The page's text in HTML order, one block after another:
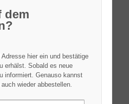
dem
hier ein und bestätige
erhälst. Sobald es neue
informiert. Genauso kannst
wieder abbestellen.